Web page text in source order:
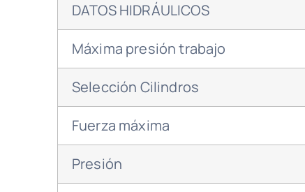
DATOS HIDRÁULICOS
Máxima presión trabajo
Selección Cilindros
Fuerza máxima
Presión